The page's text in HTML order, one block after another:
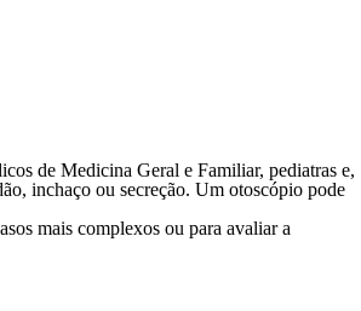
de Medicina Geral e Familiar, pediatras e,
inchaço ou secreção. Um otoscópio pode
mais complexos ou para avaliar a